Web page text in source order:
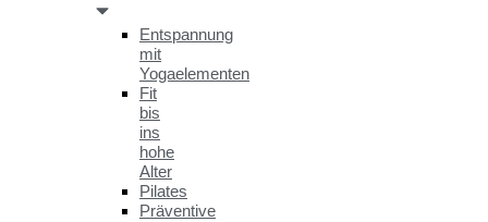
Entspannung
mit
Yogaelementen
Fit
bis
ins
hohe
Alter
Pilates
Präventive